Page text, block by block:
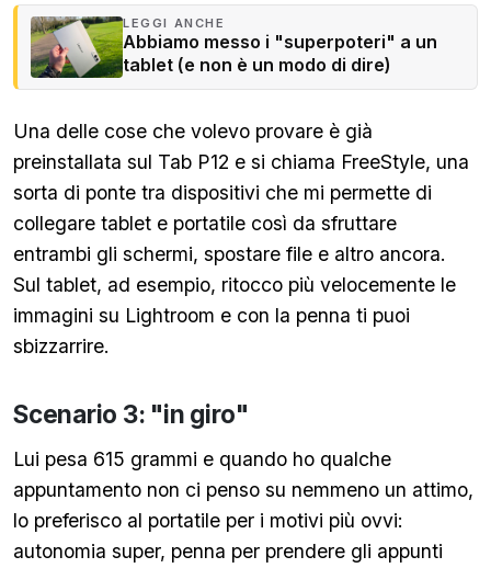
LEGGI ANCHE
Abbiamo messo i "superpoteri" a un
tablet (e non è un modo di dire)
Una delle cose che volevo provare è già
preinstallata sul Tab P12 e si chiama FreeStyle, una
sorta di ponte tra dispositivi che mi permette di
collegare tablet e portatile così da sfruttare
entrambi gli schermi, spostare file e altro ancora.
Sul tablet, ad esempio, ritocco più velocemente le
immagini su Lightroom e con la penna ti puoi
sbizzarrire.
Scenario 3: "in giro"
Lui pesa 615 grammi e quando ho qualche
appuntamento non ci penso su nemmeno un attimo,
lo preferisco al portatile per i motivi più ovvi:
autonomia super, penna per prendere gli appunti